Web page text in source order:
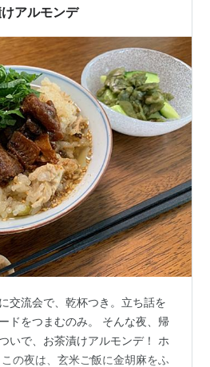
扱いがない可能性が高いと言え
アルモンデ
交流会で、乾杯つき。立ち話を
ドをつまむのみ。 そんな夜、帰
いで、お茶漬けアルモンデ！ ホ
の夜は、玄米ご飯に金胡麻をふ